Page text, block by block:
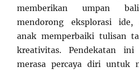
memberikan umpan
mendorong eksplorasi
anak memperbaiki tulisan
kreativitas. Pendekatan
merasa percaya diri untuk